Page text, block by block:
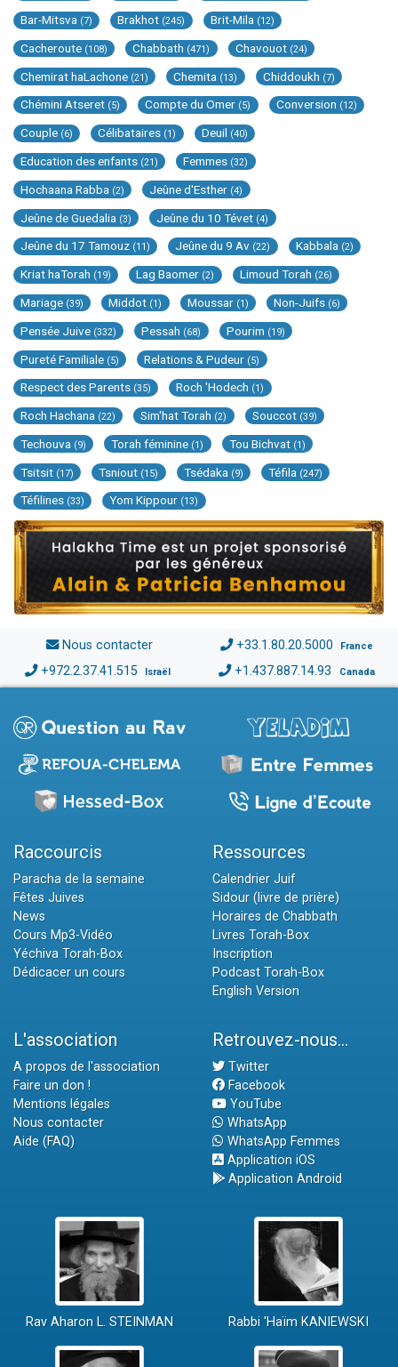
Bar-Mitsva (7) Brakhot (245) Brit-Mila (12)
Cacheroute (108) Chabbath (471) Chavouot (24)
Chemirat haLachone (21) Chemita (13) Chiddoukh (7)
Chémini Atseret (5) Compte du Omer (5) Conversion (12)
Couple (6) Célibataires (1) Deuil (40)
Education des enfants (21) Femmes (32)
Hochaana Rabba (2) Jeûne d'Esther (4)
Jeûne de Guedalia (3) Jeûne du 10 Tévet (4)
Jeûne du 17 Tamouz (11) Jeûne du 9 Av (22) Kabbala (2)
Kriat haTorah (19) Lag Baomer (2) Limoud Torah (26)
Mariage (39) Middot (1) Moussar (1) Non-Juifs (6)
Pensée Juive (332) Pessah (68) Pourim (19)
Pureté Familiale (5) Relations & Pudeur (5)
Respect des Parents (35) Roch 'Hodech (1)
Roch Hachana (22) Sim'hat Torah (2) Souccot (39)
Techouva (9) Torah féminine (1) Tou Bichvat (1)
Tsitsit (17) Tsniout (15) Tsédaka (9) Téfila (247)
Téfilines (33) Yom Kippour (13)
Nous contacter +33.1.80.20.5000 France
+972.2.37.41.515 Israël +1.437.887.14.93 Canada
Raccourcis
Paracha de la semaine
Fêtes Juives
News
Cours Mp3-Vidéo
Yéchiva Torah-Box
Dédicacer un cours
Ressources
Calendrier Juif
Sidour (livre de prière)
Horaires de Chabbath
Livres Torah-Box
Inscription
Podcast Torah-Box
English Version
L'association
A propos de l'association
Faire un don !
Mentions légales
Nous contacter
Aide (FAQ)
Retrouvez-nous...
Twitter
Facebook
YouTube
WhatsApp
WhatsApp Femmes
Application iOS
Application Android
Rav Aharon L. STEINMAN Rabbi 'Haïm KANIEWSKI